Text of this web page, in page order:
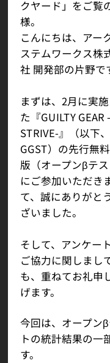
クヤード」をご覧
様。
こんにちは、アー
ステムワークス株
社 開発部の片野で
まずは、2月に実
た『GUILTY GEAR -
STRIVE-』（以下、
GGST）の先行無
版（オープンβテス
にご参加いただき
て、誠にありがと
ざいました。
そして、アンケー
ご協力に関しまし
も、重ねてお礼申
げます。
今回は、オープン
トの統計結果の一
す。